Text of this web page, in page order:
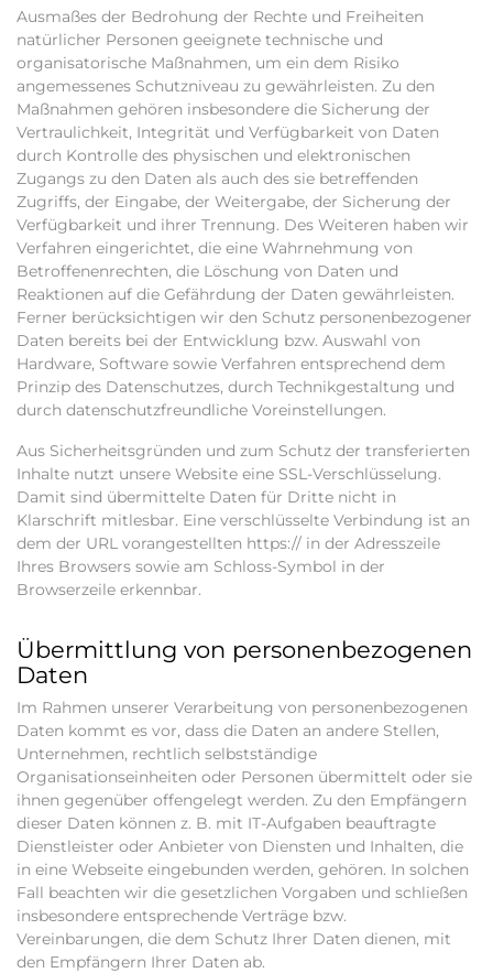
Ausmaßes der Bedrohung der Rechte und Freiheiten
natürlicher Personen geeignete technische und
organisatorische Maßnahmen, um ein dem Risiko
angemessenes Schutzniveau zu gewährleisten. Zu den
Maßnahmen gehören insbesondere die Sicherung der
Vertraulichkeit, Integrität und Verfügbarkeit von Daten
durch Kontrolle des physischen und elektronischen
Zugangs zu den Daten als auch des sie betreffenden
Zugriffs, der Eingabe, der Weitergabe, der Sicherung der
Verfügbarkeit und ihrer Trennung. Des Weiteren haben wir
Verfahren eingerichtet, die eine Wahrnehmung von
Betroffenenrechten, die Löschung von Daten und
Reaktionen auf die Gefährdung der Daten gewährleisten.
Ferner berücksichtigen wir den Schutz personenbezogener
Daten bereits bei der Entwicklung bzw. Auswahl von
Hardware, Software sowie Verfahren entsprechend dem
Prinzip des Datenschutzes, durch Technikgestaltung und
durch datenschutzfreundliche Voreinstellungen.
Aus Sicherheitsgründen und zum Schutz der transferierten
Inhalte nutzt unsere Website eine SSL-Verschlüsselung.
Damit sind übermittelte Daten für Dritte nicht in
Klarschrift mitlesbar. Eine verschlüsselte Verbindung ist an
dem der URL vorangestellten https:// in der Adresszeile
Ihres Browsers sowie am Schloss-Symbol in der
Browserzeile erkennbar.
Übermittlung von personenbezogenen
Daten
Im Rahmen unserer Verarbeitung von personenbezogenen
Daten kommt es vor, dass die Daten an andere Stellen,
Unternehmen, rechtlich selbstständige
Organisationseinheiten oder Personen übermittelt oder sie
ihnen gegenüber offengelegt werden. Zu den Empfängern
dieser Daten können z. B. mit IT-Aufgaben beauftragte
Dienstleister oder Anbieter von Diensten und Inhalten, die
in eine Webseite eingebunden werden, gehören. In solchen
Fall beachten wir die gesetzlichen Vorgaben und schließen
insbesondere entsprechende Verträge bzw.
Vereinbarungen, die dem Schutz Ihrer Daten dienen, mit
den Empfängern Ihrer Daten ab.